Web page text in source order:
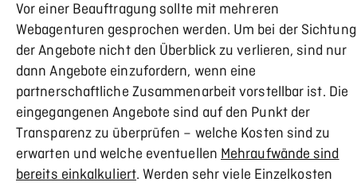
Vor einer Beauftragung sollte mit mehreren
Webagenturen gesprochen werden. Um bei der Sichtung
der Angebote nicht den Überblick zu verlieren, sind nur
dann Angebote einzufordern, wenn eine
partnerschaftliche Zusammenarbeit vorstellbar ist. Die
eingegangenen Angebote sind auf den Punkt der
Transparenz zu überprüfen – welche Kosten sind zu
erwarten und welche eventuellen Mehraufwände sind
bereits einkalkuliert. Werden sehr viele Einzelkosten